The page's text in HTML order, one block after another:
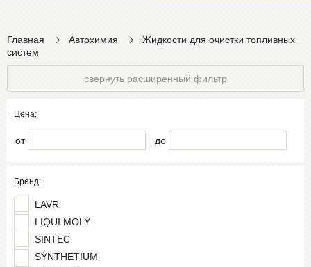
Главная Автохимия
Жидкости для очистки топливных
систем
свернуть расширенный фильтр
Цена:
от до
Бренд:
LAVR
LIQUI MOLY
SINTEC
SYNTHETIUM